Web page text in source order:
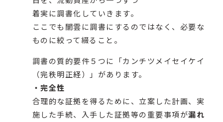
着実に調書化していきます。
ここでも闇雲に調書にするのではなく、必要な
ものに絞って綴ること。
調書の質的要件５つに「カンチツメイセイケイ
（完秩明正経）」があります。
・完全性
合理的な証拠を得るために、立案した計画、実
施した手続、入手した証拠等の重要事項が漏れ